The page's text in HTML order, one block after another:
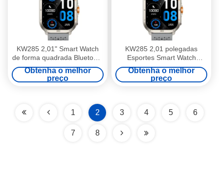
KW285 2,01" Smart Watch
de forma quadrada Bluetooth
chamando para exercício
leve
Obtenha o melhor
preço
KW285 2,01 polegadas
Esportes Smart Watch
AMOLED Display Fitness
Tracker SmartWatch Para
Exercício Leve
Obtenha o melhor
preço
1 2 3 4 5 6
7 8